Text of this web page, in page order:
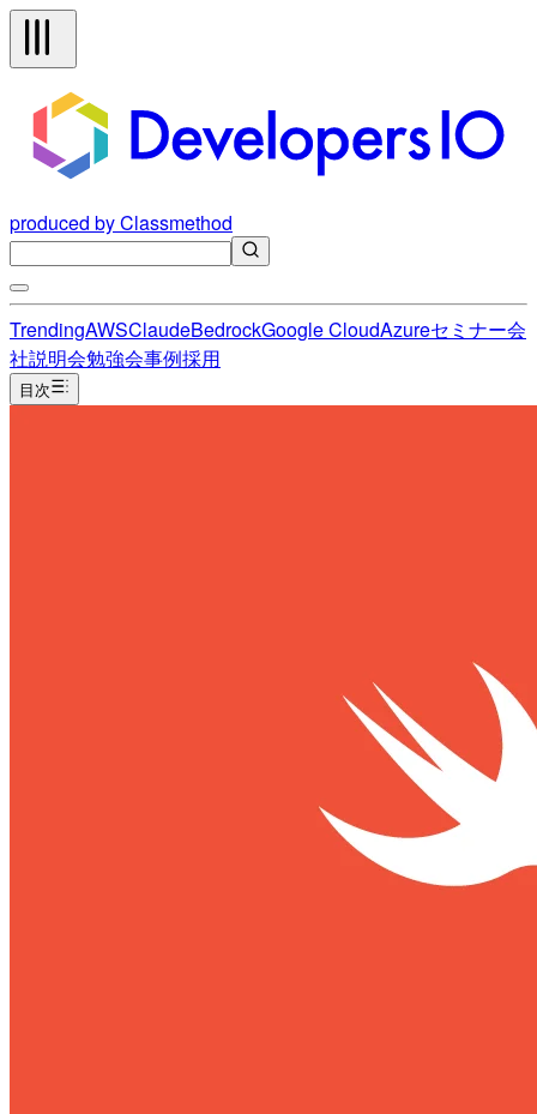
produced by Classmethod
TrendingAWSClaudeBedrockGoogle CloudAzureセミナー会
社説明会勉強会事例採用
目次